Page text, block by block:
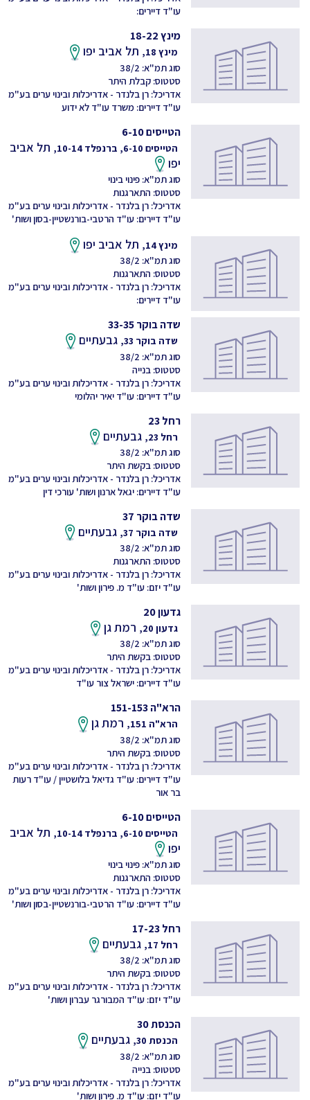
עו"ד דיירים:
מינץ 18-22
מינץ 18, תל אביב יפו
סוג תמ"א: 38/2
סטטוס: קבלת היתר
אדריכל: רן בלנדר - אדריכלות ובינוי ערים בע"מ
עו"ד דיירים: משרד עו"ד לא ידוע
הטייסים 6-10
הטייסים 6-10, ברנפלד 10-14,
תל אביב
יפו
סוג תמ"א: פינוי בינוי
סטטוס: התארגנות
אדריכל: רן בלנדר - אדריכלות ובינוי ערים בע"מ
עו"ד דיירים: עו"ד הרטבי-בורנשטיין-בסון ושות'
מינץ 14,
תל אביב יפו
סוג תמ"א: 38/2
סטטוס: התארגנות
אדריכל: רן בלנדר - אדריכלות ובינוי ערים בע"מ
עו"ד דיירים:
שדה בוקר 33-35
שדה בוקר 33, גבעתיים
סוג תמ"א: 38/2
סטטוס: בנייה
אדריכל: רן בלנדר - אדריכלות ובינוי ערים בע"מ
עו"ד דיירים: עו"ד יאיר יהלומי
רחל 23
רחל 23, גבעתיים
סוג תמ"א: 38/2
סטטוס: בקשת היתר
אדריכל: רן בלנדר - אדריכלות ובינוי ערים בע"מ
עו"ד דיירים: יגאל ארנון ושות' עורכי דין
שדה בוקר 37
שדה בוקר 37, גבעתיים
סוג תמ"א: 38/2
סטטוס: התארגנות
אדריכל: רן בלנדר - אדריכלות ובינוי ערים בע"מ
עו"ד יזם: עו"ד מ. פירון ושות'
גדעון 20
גדעון 20, רמת גן
סוג תמ"א: 38/2
סטטוס: בקשת היתר
אדריכל: רן בלנדר - אדריכלות ובינוי ערים בע"מ
עו"ד דיירים: ישראל צור עו"ד
הרא"ה 151-153
הרא"ה 151, רמת גן
סוג תמ"א: 38/2
סטטוס: בקשת היתר
אדריכל: רן בלנדר - אדריכלות ובינוי ערים בע"מ
עו"ד דיירים: עו"ד גדיאל בלושטיין / עו"ד רעות
בר אור
הטייסים 6-10
הטייסים 6-10, ברנפלד 10-14,
תל אביב
יפו
סוג תמ"א: פינוי בינוי
סטטוס: התארגנות
אדריכל: רן בלנדר - אדריכלות ובינוי ערים בע"מ
עו"ד דיירים: עו"ד הרטבי-בורנשטיין-בסון ושות'
רחל 17-23
רחל 17, גבעתיים
סוג תמ"א: 38/2
סטטוס: בקשת היתר
אדריכל: רן בלנדר - אדריכלות ובינוי ערים בע"מ
עו"ד יזם: עו"ד המבורגר עברון ושות'
הכנסת 30
הכנסת 30, גבעתיים
סוג תמ"א: 38/2
סטטוס: בנייה
אדריכל: רן בלנדר - אדריכלות ובינוי ערים בע"מ
עו"ד יזם: עו"ד מ. פירון ושות'